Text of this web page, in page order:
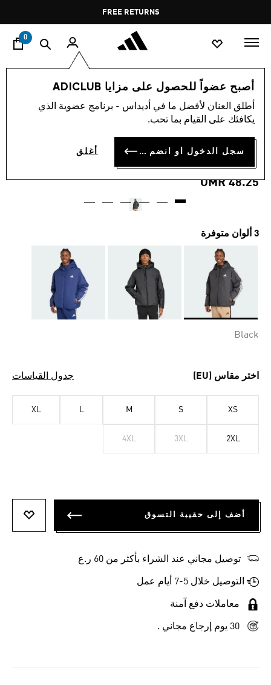
Pause
promotion
rotation
FREE RETURNS
0
أصبح عضواً للحصول على مزايا ADICLUB
أطلق العنان لأفضل ما في أديداس - برنامج عضوية الذي
يكافئك على القيام بما تحب.
سجل الدخول أو انضم الآن أغلق
الرجال ملابس
جاكيت بقبعة ESSENTIALS
CLIMAWARM 3-STRIPES
INSULATED
OMR 48.25
3 ألوان متوفرة
Black
اختر مقاس (EU) جدول القياسات
XS
S
M
L
XL
2XL
3XL
4XL
أضف إلى حقيبة التسوق
توصيل مجاني عند الشراء بأكثر من 60 ر.ع
التوصيل خلال 5-7 أيام عمل
معاملات دفع آمنة